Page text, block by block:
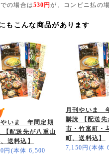
の場合は530円が、コンビニ払の
もこんな商品があります
やいま 年間定期
【配送先が八重山
送料込】
円(本体 6,500
月刊やいま
購読 【配送先
市・竹富町・
町、送料込】
7,150円(本体